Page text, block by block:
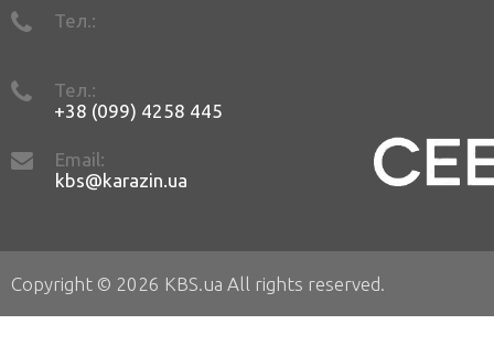
Тел.:
Тел.:
+38 (099) 4258 445
Email:
kbs@karazin.ua
Copyright © 2026 KBS.ua All rights reserved.